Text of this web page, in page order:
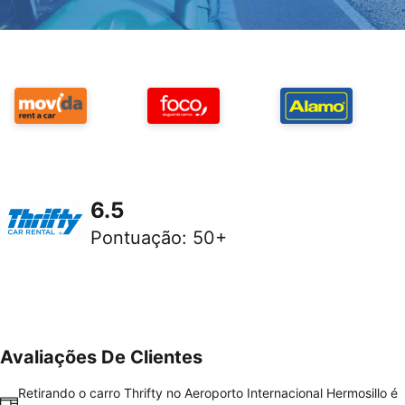
6.5
Pontuação: 50+
Avaliações De Clientes
Retirando o carro Thrifty no Aeroporto Internacional Hermosillo é